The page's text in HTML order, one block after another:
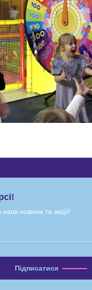
новини та акції!